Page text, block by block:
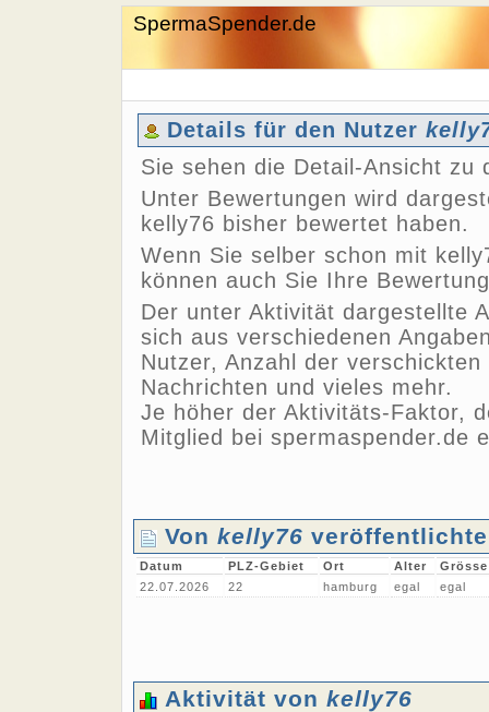
SpermaSpender.de
Details für den Nutzer
Sie sehen die Detail-Ansicht zu
Unter Bewertungen wird
kelly76 bisher bewertet haben.
Wenn Sie selber schon mit
können auch Sie Ihre
Der unter Aktivität dargestellte
sich aus verschiedenen
Nutzer, Anzahl der
Nachrichten und vieles mehr.
Je höher der Aktivitäts-Faktor,
Mitglied bei spermaspender.de
Von kelly76
Datum PLZ-Gebiet Ort Alter
Grösse
22.07.2026
22 hamburg egal egal
Aktivität von kelly76